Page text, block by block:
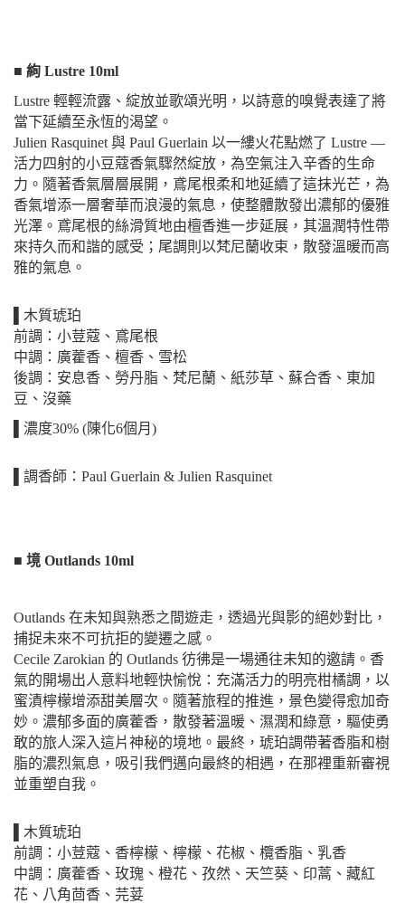
■ 絢 Lustre 10ml
Lustre 輕輕流露、綻放並歌頌光明，以詩意的嗅覺表達了將
當下延續至永恆的渴望。
Julien Rasquinet 與 Paul Guerlain 以一縷火花點燃了 Lustre —
活力四射的小豆蔻香氣驟然綻放，為空氣注入辛香的生命
力。隨著香氣層層展開，鳶尾根柔和地延續了這抹光芒，為
香氣增添一層奢華而浪漫的氣息，使整體散發出濃郁的優雅
光澤。鳶尾根的絲滑質地由檀香進一步延展，其溫潤特性帶
來持久而和諧的感受；尾調則以梵尼蘭收束，散發溫暖而高
雅的氣息。
▌木質琥珀
前調：小荳蔻、鳶尾根
中調：廣藿香、檀香、雪松
後調：安息香、勞丹脂、梵尼蘭、紙莎草、蘇合香、東加
豆、沒藥
▌濃度30% (陳化6個月)
▌調香師：Paul Guerlain & Julien Rasquinet
■ 境 Outlands 10ml
Outlands 在未知與熟悉之間遊走，透過光與影的絕妙對比，
捕捉未來不可抗拒的變遷之感。
Cecile Zarokian 的 Outlands 彷彿是一場通往未知的邀請。香
氣的開場出人意料地輕快愉悅：充滿活力的明亮柑橘調，以
蜜漬檸檬增添甜美層次。隨著旅程的推進，景色變得愈加奇
妙。濃郁多面的廣藿香，散發著溫暖、濕潤和綠意，驅使勇
敢的旅人深入這片神秘的境地。最終，琥珀調帶著香脂和樹
脂的濃烈氣息，吸引我們邁向最終的相遇，在那裡重新審視
並重塑自我。
▌木質琥珀
前調：小荳蔻、香檸檬、檸檬、花椒、欖香脂、乳香
中調：廣藿香、玫瑰、橙花、孜然、天竺葵、印蒿、藏紅
花、八角茴香、芫荽